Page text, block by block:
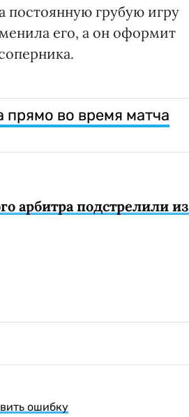
постоянную грубую игру
его, а он оформит
прямо во время матча
арбитра подстрелили из
ошибку